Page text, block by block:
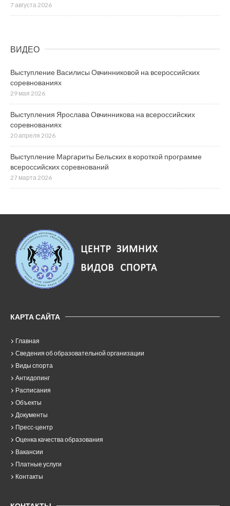
7 августа 2026
ВИДЕО
Выступление Василисы Овчинниковой на всероссийских
соревнованиях
29 мая 2026
Выступления Ярослава Овчинникова на всероссийских
соревнованиях
20 апреля 2026
Выступление Маргариты Бельских в короткой программе
всероссийских соревнований
27 марта 2026
КАРТА САЙТА
Главная
Сведения об образовательной организации
Виды спорта
Антидопинг
Расписания
Объекты
Документы
Пресс-центр
Оценка качества образования
Вакансии
Платные услуги
Контакты